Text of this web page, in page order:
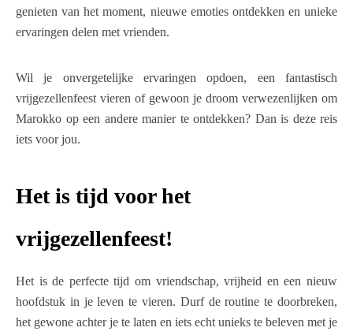
genieten van het moment, nieuwe emoties ontdekken en unieke
ervaringen delen met vrienden.
Wil je onvergetelijke ervaringen opdoen, een fantastisch
vrijgezellenfeest vieren of gewoon je droom verwezenlijken om
Marokko op een andere manier te ontdekken? Dan is deze reis
iets voor jou.
Het is tijd voor het
vrijgezellenfeest!
Het is de perfecte tijd om vriendschap, vrijheid en een nieuw
hoofdstuk in je leven te vieren. Durf de routine te doorbreken,
het gewone achter je te laten en iets echt unieks te beleven met je